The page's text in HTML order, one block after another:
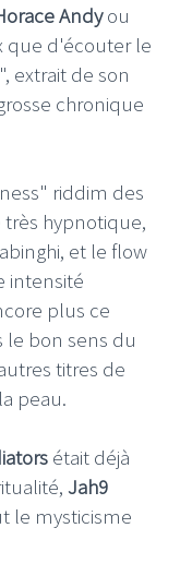
Andyou
que d'écouter le
extrait de son
chronique
riddim des
hypnotique,
et le flow
intensité
plus ce
bon sens du
titres de
peau.
était déjà
Jah9
le mysticisme